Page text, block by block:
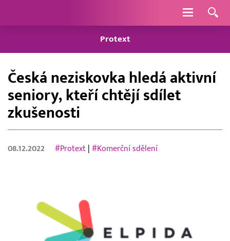
Navigace
Protext
Česká neziskovka hledá aktivní
seniory, kteří chtějí sdílet
zkušenosti
08.12.2022 #Protext |#Komerční sdělení